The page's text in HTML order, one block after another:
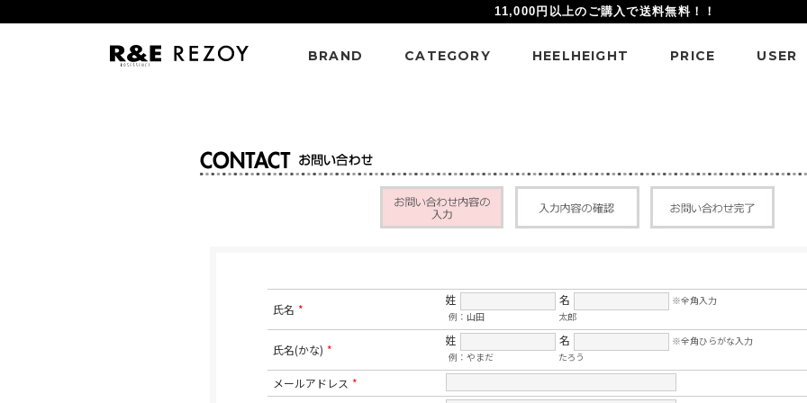
11,000円以上のご購入で送料無料！！
BRAND CATEGORY HEELHEIGHT PRICE USER
氏名 *
姓 名
※全角入力
例：山田
太郎
氏名(かな) *
姓 名
※全角ひらがな入力
例：やまだ
たろう
メールアドレス *